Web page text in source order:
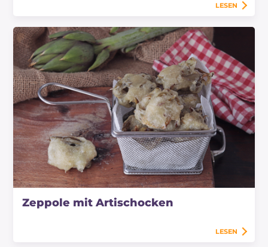
LESEN
Zeppole mit Artischocken
LESEN